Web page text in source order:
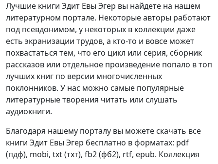
Лучшие книги Эдит Евы Эгер вы найдете на нашем
литературном портале. Некоторые авторы работают
под псевдонимом, у некоторых в коллекции даже
есть экранизации трудов, а кто-то и вовсе может
похвастаться тем, что его цикл или серия, сборник
рассказов или отдельное произведение попало в топ
лучших книг по версии многочисленных
поклонников. У нас можно самые популярные
литературные творения читать или слушать
аудиокниги.
Благодаря нашему порталу вы можете скачать все
книги Эдит Евы Эгер бесплатно в форматах: pdf
(пдф), mobi, txt (тхт), fb2 (фб2), rtf, epub. Коллекция